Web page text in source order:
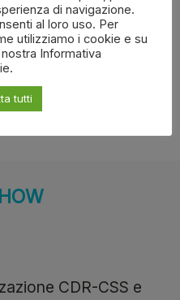
un team di
costituiscono
di ricerca e
CDR-CSS e
di navigazione.
al loro uso. Per
utilizziamo i cookie e su
Informativa
tutti